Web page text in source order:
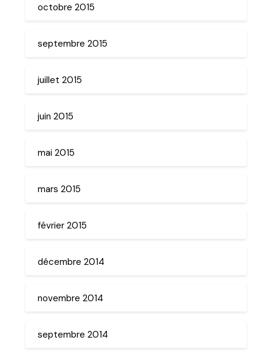
octobre 2015
septembre 2015
juillet 2015
juin 2015
mai 2015
mars 2015
février 2015
décembre 2014
novembre 2014
septembre 2014